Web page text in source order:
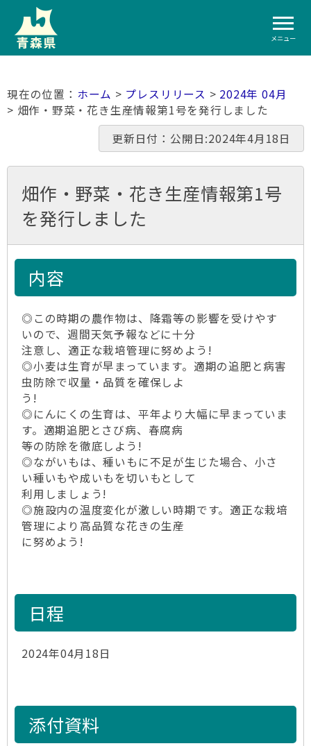
メニュー
ホーム > プレスリリース > 2024年 04月
> 畑作・野菜・花き生産情報第1号を発行しました
更新日付：公開日:2024年4月18日
畑作・野菜・花き生産情報第1号
を発行しました
内容
◎この時期の農作物は、降霜等の影響を受けやす
いので、週間天気予報などに十分
注意し、適正な栽培管理に努めよう!
◎小麦は生育が早まっています。適期の追肥と病害
虫防除で収量・品質を確保しよ
う!
◎にんにくの生育は、平年より大幅に早まっていま
す。適期追肥とさび病、春腐病
等の防除を徹底しよう!
◎ながいもは、種いもに不足が生じた場合、小さ
い種いもや成いもを切いもとして
利用しましょう!
◎施設内の温度変化が激しい時期です。適正な栽培
管理により高品質な花きの生産
に努めよう!
日程
2024年04月18日
添付資料